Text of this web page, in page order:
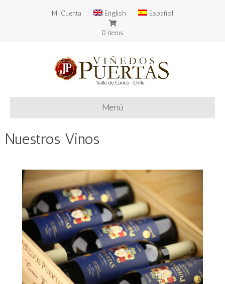
Mi Cuenta English Español
0 items
Menú
Nuestros Vinos